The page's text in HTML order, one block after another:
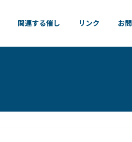
関連する催し リンク お